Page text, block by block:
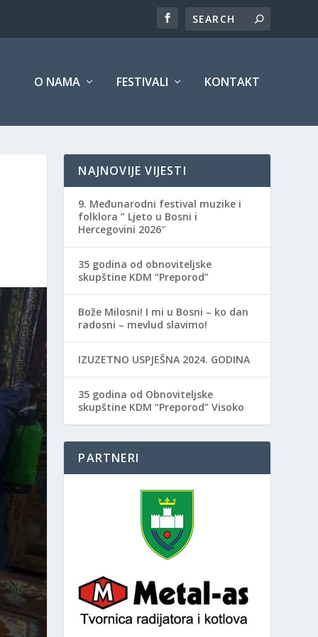
O NAMA FESTIVALI KONTAKT
NAJNOVIJE VIJESTI
9. Međunarodni festival muzike i
folklora ” Ljeto u Bosni i
Hercegovini 2026″
35 godina od obnoviteljske
skupštine KDM “Preporod”
Bože Milosni! I mi u Bosni – ko dan
radosni – mevlud slavimo!
IZUZETNO USPJEŠNA 2024. GODINA
35 godina od Obnoviteljske
skupštine KDM “Preporod” Visoko
PARTNERI